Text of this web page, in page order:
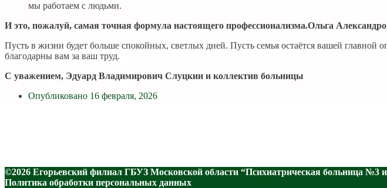
мы работаем с людьми.
И это, пожалуй, самая точная формула настоящего профессионализма.Ольга
Пусть в жизни будет больше спокойных, светлых дней. Пусть семья остаётся вашей
благодарны вам за ваш труд.
С уважением, Эдуард Владимирович Слуцкин и коллектив больницы
Опубликовано 16 февраля, 2026
©2026 Егорьевский филиал ГБУЗ Московской области “Психиатрическая больница №3
Политика обработки персональных данных